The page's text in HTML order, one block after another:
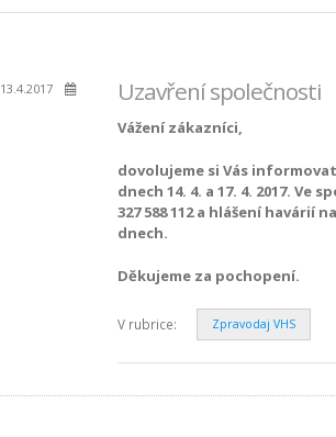
13.4.2017 Uzavření společnosti
Vážení zákazníci,
dovolujeme si Vás
dnech 14. 4. a 17. 4. 2017.
327 588 112 a hlášení havárií
dnech.
Děkujeme za pochopení.
V rubrice: Zpravodaj VHS